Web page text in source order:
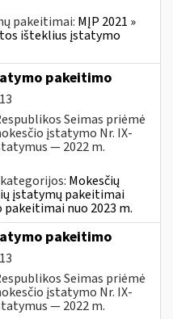
pakeitimai: MĮP 2021 »
išteklius įstatymo
pakeitimo
Seimas priėmė
įstatymo Nr. IX-
— 2022 m.
Mokesčių
įstatymų pakeitimai
nuo 2023 m.
pakeitimo
Seimas priėmė
įstatymo Nr. IX-
— 2022 m.